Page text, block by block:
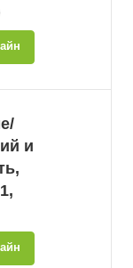
и